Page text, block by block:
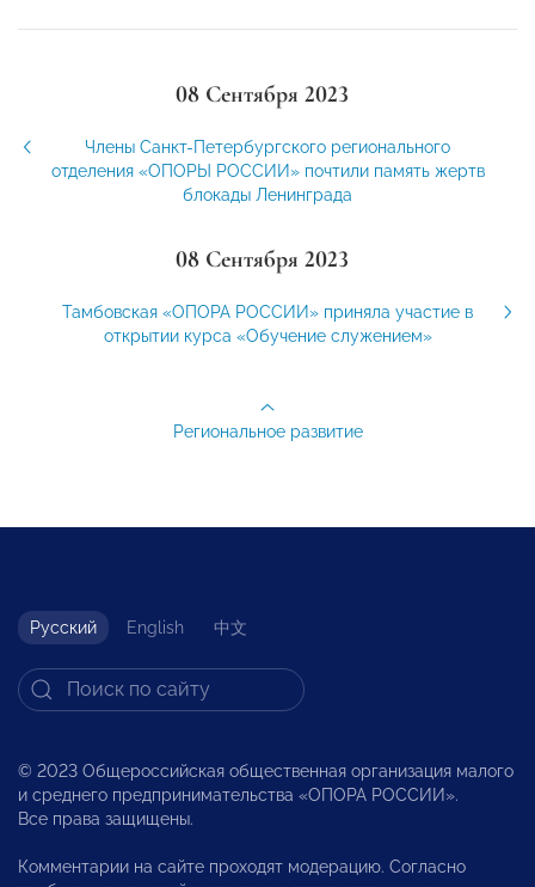
08 Сентября 2023
Члены Санкт-Петербургского регионального
отделения «ОПОРЫ РОССИИ» почтили память жертв
блокады Ленинграда
08 Сентября 2023
Тамбовская «ОПОРА РОССИИ» приняла участие в
открытии курса «Обучение служением»
Региональное развитие
Русский English 中文
© 2023 Общероссийская общественная организация малого
и среднего предпринимательства «ОПОРА РОССИИ».
Все права защищены.
Комментарии на сайте проходят модерацию. Согласно